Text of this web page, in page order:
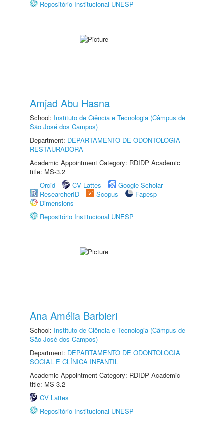
Repositório Institucional UNESP
Amjad Abu Hasna
School: Instituto de Ciência e Tecnologia (Câmpus de
São José dos Campos)
Department: DEPARTAMENTO DE ODONTOLOGIA
RESTAURADORA
Academic Appointment Category: RDIDP Academic
title: MS-3.2
Orcid
CV Lattes
Google Scholar
ResearcherID
Scopus
Fapesp
Dimensions
Repositório Institucional UNESP
Ana Amélia Barbieri
School: Instituto de Ciência e Tecnologia (Câmpus de
São José dos Campos)
Department: DEPARTAMENTO DE ODONTOLOGIA
SOCIAL E CLÍNICA INFANTIL
Academic Appointment Category: RDIDP Academic
title: MS-3.2
CV Lattes
Repositório Institucional UNESP